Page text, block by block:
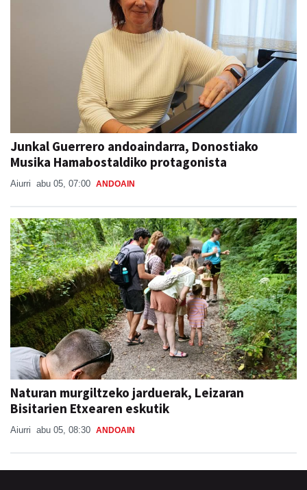
Junkal Guerrero andoaindarra, Donostiako
Musika Hamabostaldiko protagonista
Aiurri abu 05, 07:00 ANDOAIN
Naturan murgiltzeko jarduerak, Leizaran
Bisitarien Etxearen eskutik
Aiurri abu 05, 08:30 ANDOAIN